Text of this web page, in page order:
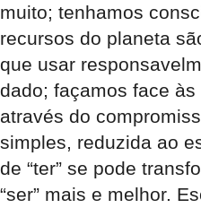
muito; tenhamos
recursos do planeta
que usar
dado; façamos face
através do
simples, reduzida ao
de “ter” se pode
“ser” mais e melhor.